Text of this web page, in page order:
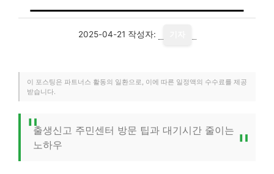
2025-04-21 작성자:
이 포스팅은 파트너스 활동의 일환으로, 이에 따른 일정액의 수수료를 제공
받습니다.
출생신고 주민센터 방문 팁과 대기시간 줄이는
노하우